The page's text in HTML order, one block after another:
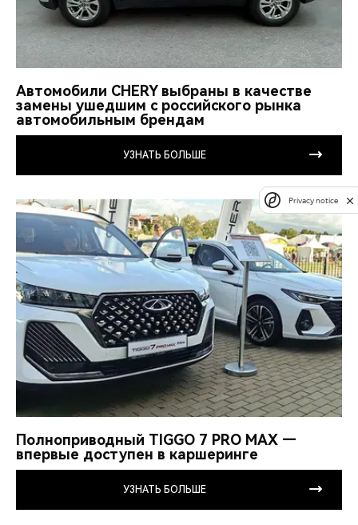
Автомобили CHERY выбраны в качестве
замены ушедшим с российского рынка
автомобильным брендам
УЗНАТЬ БОЛЬШЕ
Полноприводный TIGGO 7 PRO MAX —
впервые доступен в каршеринге
УЗНАТЬ БОЛЬШЕ
Privacy notice